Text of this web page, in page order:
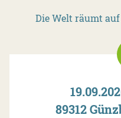
Die Welt räumt
89312